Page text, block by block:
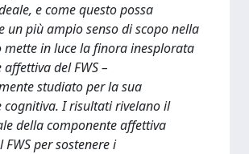
e come questo possa
un più ampio senso di scopo nella
mette in luce la finora inesplorata
del FWS –
studiato per la sua
cognitiva. I risultati rivelano il
della componente affettiva
per sostenere i